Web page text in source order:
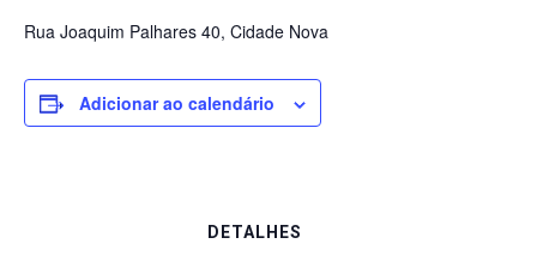
Rua Joaquim Palhares 40, Cidade Nova
Adicionar ao calendário
DETALHES